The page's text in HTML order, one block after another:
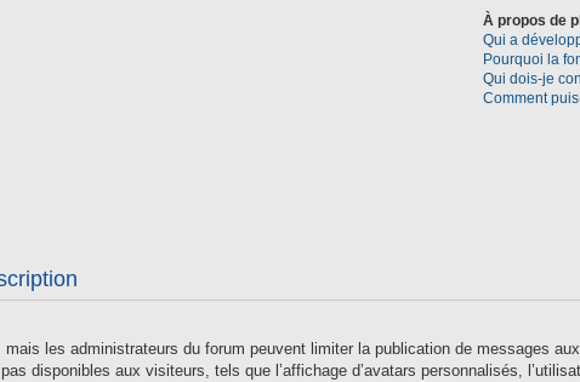
À propos de
Qui a
Pourquoi la
Qui dois-je
Comment
mais les administrateurs du forum peuvent limiter la publication de messages
disponibles aux visiteurs, tels que l’affichage d’avatars personnalisés,